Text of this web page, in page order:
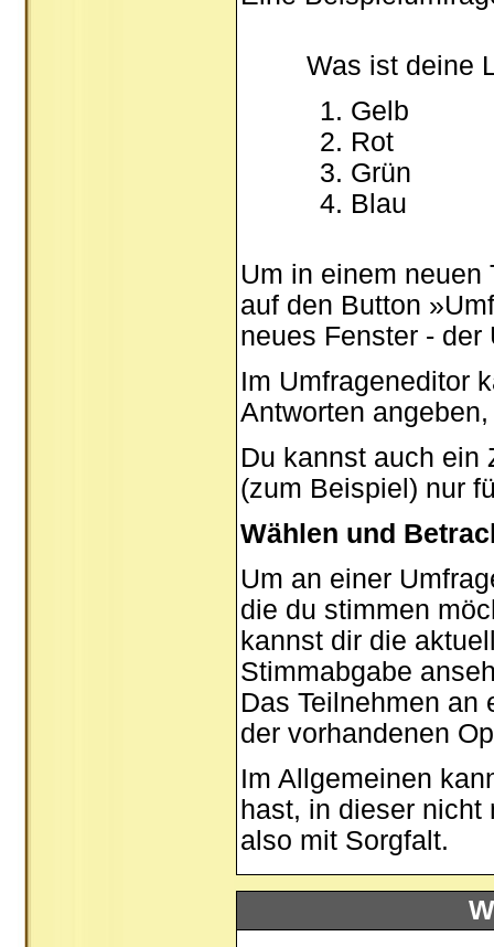
Was ist deine
Gelb
Rot
Grün
Blau
Um in einem
auf den Button
neues Fenster - der
Im Umfrageneditor
Antworten
Du kannst auch ein
(zum Beispiel) nur
Wählen und
Um an einer
die du stimmen
kannst dir die
Stimmabgabe
Das Teilnehmen an
der vorhandenen
Im Allgemeinen
hast, in dieser nicht
also mit Sorgfalt.